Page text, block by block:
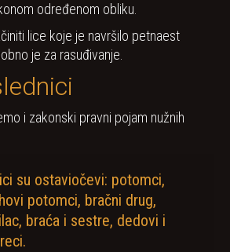
određenom obliku.
lice koje je navršilo petnaest
je za rasuđivanje.
i zakonski pravni pojam nužnih
su ostaviočevi: potomci,
potomci, bračni drug,
braća i sestre, dedovi i